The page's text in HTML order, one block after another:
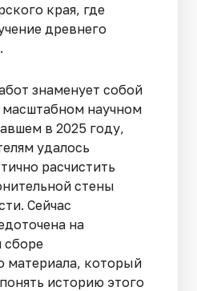
края, где
древнего
знаменует собой
научном
в 2025 году,
удалось
расчистить
стены
Сейчас
на
сборе
материала, который
историю этого